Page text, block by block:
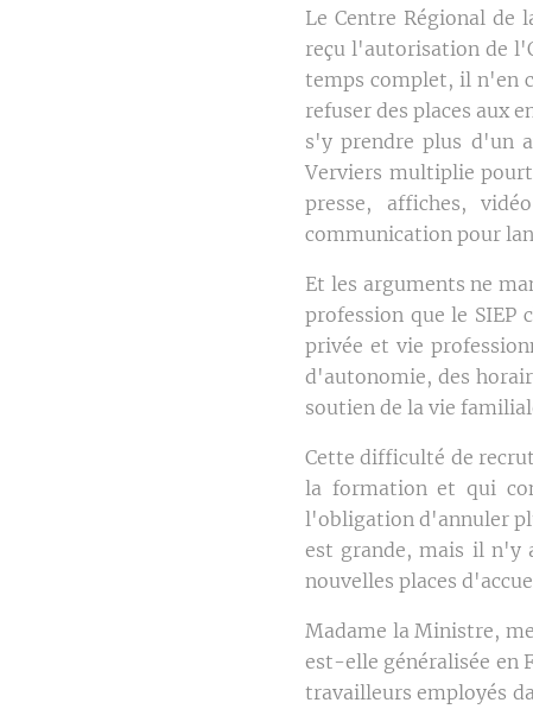
Le Centre Régional de
reçu l'autorisation de
temps complet, il n'en
refuser des places aux
s'y prendre plus d'un
Verviers multiplie
presse, affiches,
communication pour
Et les arguments ne
profession que le
privée et vie
d'autonomie, des
soutien de la vie
Cette difficulté de
la formation et qui
l'obligation d'annuler
est grande, mais il n'y
nouvelles places
Madame la Ministre,
est-elle généralisée en
travailleurs employés